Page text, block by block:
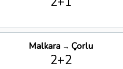
Malkara→ Çorlu
2+2